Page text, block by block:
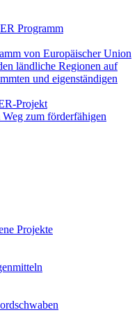
Programm
von Europäischer Union
ländliche Regionen auf
und eigenständigen
Projekt
zum förderfähigen
Projekte